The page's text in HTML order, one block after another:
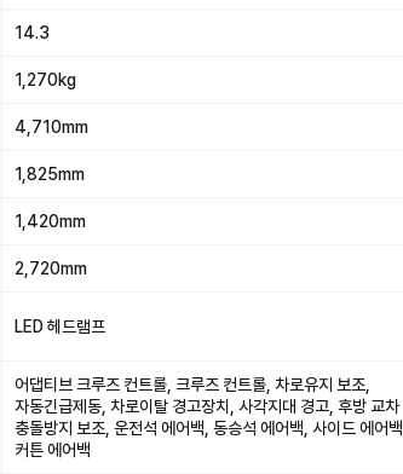
14.3
1,270kg
4,710mm
1,825mm
1,420mm
2,720mm
LED 헤드램프
어댑티브 크루즈 컨트롤, 크루즈 컨트롤, 차로유지 보조,
자동긴급제동, 차로이탈 경고장치, 사각지대 경고, 후방 교차
충돌방지 보조, 운전석 에어백, 동승석 에어백, 사이드 에어백,
커튼 에어백